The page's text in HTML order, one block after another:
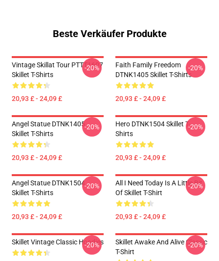
Beste Verkäufer Produkte
Vintage Skillat Tour PTTT1607
Skillet T-Shirts
20,93 £ - 24,09 £
-20%
Faith Family Freedom
DTNK1405 Skillet T-Shirts
20,93 £ - 24,09 £
-20%
Angel Statue DTNK1405
Skillet T-Shirts
20,93 £ - 24,09 £
-20%
Hero DTNK1504 Skillet T-
Shirts
20,93 £ - 24,09 £
-20%
Angel Statue DTNK1504
Skillet T-Shirts
20,93 £ - 24,09 £
-20%
All I Need Today Is A Little Bit
Of Skillet T-Shirt
20,93 £ - 24,09 £
-20%
Skillet Vintage Classic Hoodies
-20%
Skillet Awake And Alive Classic
T-Shirt
-20%